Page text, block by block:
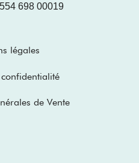
698 00019
légales
de Vente